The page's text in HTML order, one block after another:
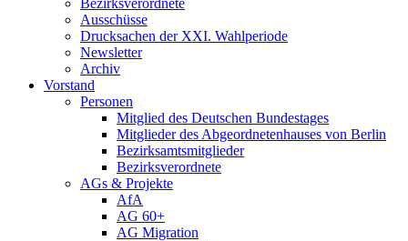
Bezirksverordnete
Ausschüsse
Drucksachen der XXI. Wahlperiode
Newsletter
Archiv
Vorstand
Personen
Mitglied des Deutschen Bundestages
Mitglieder des Abgeordnetenhauses von Berlin
Bezirksamtsmitglieder
Bezirksverordnete
AGs & Projekte
AfA
AG 60+
AG Migration